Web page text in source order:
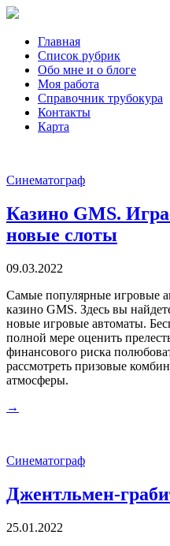
Главная
Список рубрик
Обо мне и о блоге
Моя работа
Справочник трубокура
Контакты
Карта
Синематограф
Казино GMS.
новые слоты
09.03.2022
Самые популярные игровые
казино GMS. Здесь вы
новые игровые автоматы.
полной мере оценить
финансового риска
рассмотреть призовые
атмосферы.
→
Синематограф
Джентльмен-
25.01.2022